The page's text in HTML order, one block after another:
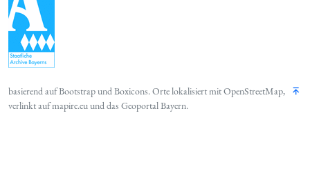
basierend aufBootstrapundBoxicons. Orte lokalisiert mitOpenStreetMap,
verlinkt aufmapire.euund das Geoportal Bayern.